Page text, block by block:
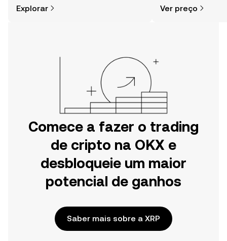
Começa a tua viagem na aplicação
Explorar Ver preço
Comece a fazer o trading
de cripto na OKX e
desbloqueie um maior
potencial de ganhos
Saber mais sobre a XRP